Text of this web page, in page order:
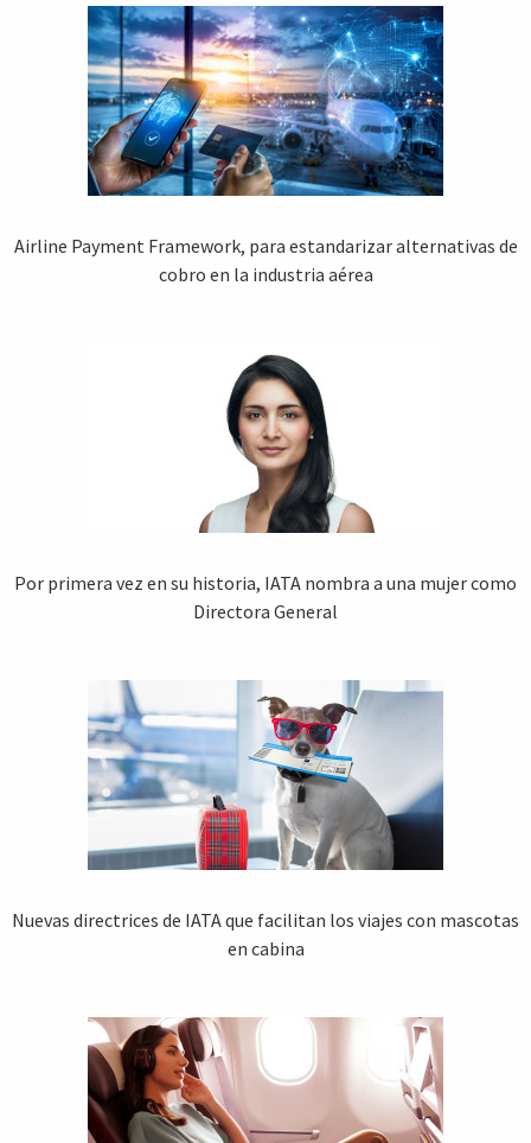
Airline Payment Framework, para estandarizar alternativas de
cobro en la industria aérea
Por primera vez en su historia, IATA nombra a una mujer como
Directora General
Nuevas directrices de IATA que facilitan los viajes con mascotas
en cabina